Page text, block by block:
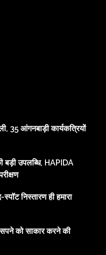
35 आंगनबाड़ी कार्यकत्रियों
बड़ी उपलब्धि, HAPIDA
निस्तारण ही हमारा
सपने को साकार करने की